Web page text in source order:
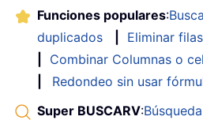
Funciones populares:
duplicados
Eliminar
Combinar Columnas o
Redondeo sin usar
Super BUSCARV: